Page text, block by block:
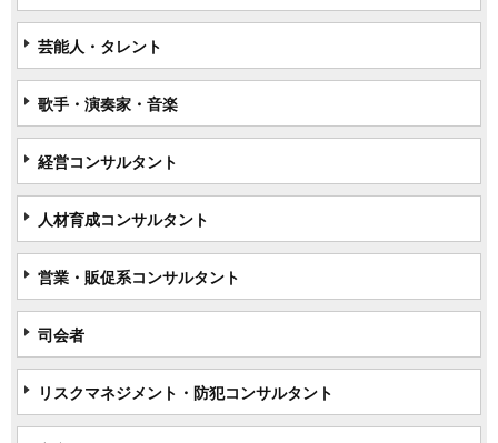
芸能人・タレント
歌手・演奏家・音楽
経営コンサルタント
人材育成コンサルタント
営業・販促系コンサルタント
司会者
リスクマネジメント・防犯コンサルタント